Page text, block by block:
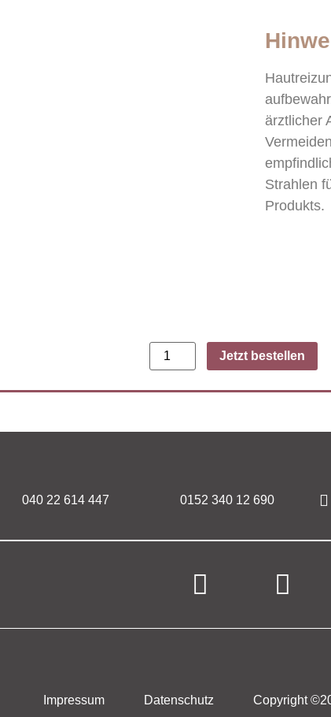
ärztlicher
Strahlen
Produkts.
Jetzt bestellen
040 22 614 447 0152 340 12 690
Impressum Datenschutz Copyright